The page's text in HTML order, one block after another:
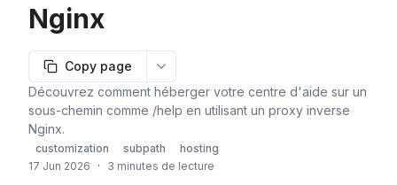
Nginx
Copy page
More options
Découvrez comment héberger votre centre d'aide sur un
sous-chemin comme /help en utilisant un proxy inverse
Nginx.
customization subpath
hosting
17 Jun 2026
· 3 minutes de lecture